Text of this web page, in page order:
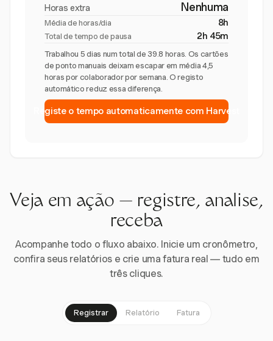
Horas extra Nenhuma
Média de horas/dia 8h
Total de tempo de pausa 2h 45m
Trabalhou 5 dias num total de 39.8 horas. Os cartões
de ponto manuais deixam escapar em média 4,5
horas por colaborador por semana. O registo
automático reduz essa diferença.
Registe o tempo automaticamente com Harvest
Veja em ação — registre, analise,
receba
Acompanhe todo o fluxo abaixo. Inicie um cronômetro,
confira seus relatórios e crie uma fatura real — tudo em
três cliques.
Registrar Relatório Fatura